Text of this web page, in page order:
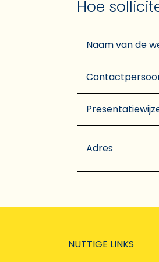
Hoe
Naam van de
Adres
NUTTIGE LINKS